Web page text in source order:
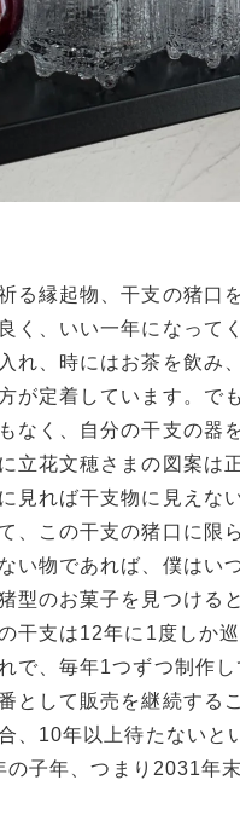
る縁起物、干支の猪口
く、いい一年になって
れ、時にはお茶を飲み
が定着しています。で
なく、自分の干支の器
立花文穂さまの図案は
見れば干支物に見えな
、この干支の猪口に限
い物であれば、僕はい
型のお菓子を見つける
干支は12年に1度しか
で、毎年1つずつ制作
として販売を継続する
、10年以上待たないと
子年、つまり2031年